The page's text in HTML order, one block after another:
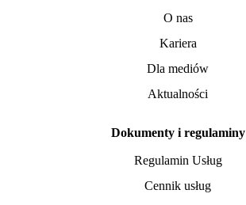
O nas
Kariera
Dla mediów
Aktualności
Dokumenty i regulaminy
Regulamin Usług
Cennik usług